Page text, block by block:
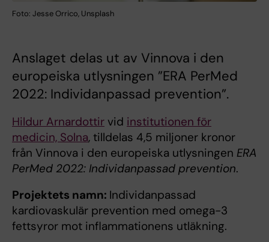
Foto: Jesse Orrico, Unsplash
Anslaget delas ut av Vinnova i den
europeiska utlysningen ”ERA PerMed
2022: Individanpassad prevention”.
Hildur Arnardottir vid institutionen för
medicin, Solna, tilldelas 4,5 miljoner kronor
från Vinnova i den europeiska utlysningen ERA
PerMed 2022: Individanpassad prevention.
Projektets namn: Individanpassad
kardiovaskulär prevention med omega-3
fettsyror mot inflammationens utläkning.